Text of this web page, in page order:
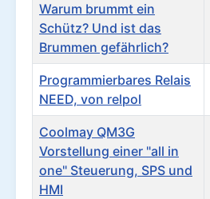
Warum brummt ein
Schütz? Und ist das
Brummen gefährlich?
Programmierbares Relais
NEED, von relpol
Coolmay QM3G
Vorstellung einer "all in
one" Steuerung, SPS und
HMI